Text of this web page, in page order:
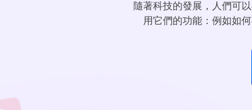
隨著科技的發展，人們可
用它們的功能：例如如